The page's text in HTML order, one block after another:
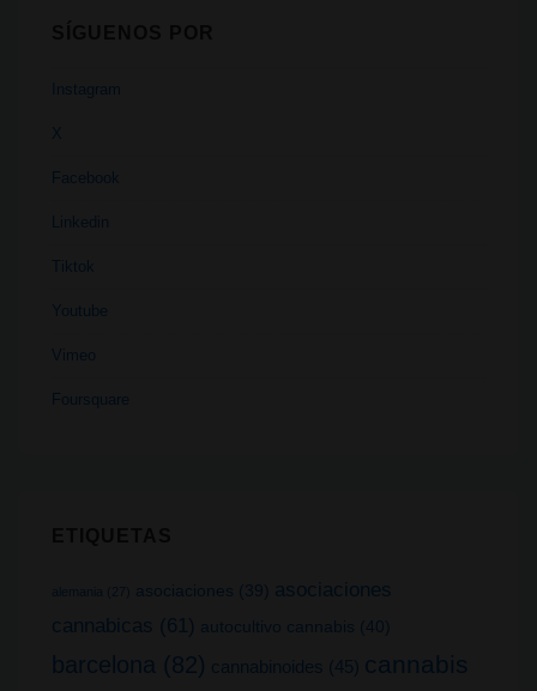
Instagram
X
Facebook
Linkedin
Tiktok
Youtube
Vimeo
Foursquare
alemania (27) asociaciones (39)
asociaciones
cannabicas (61) autocultivo cannabis (40)
barcelona (82) cannabinoides (45) cannabis